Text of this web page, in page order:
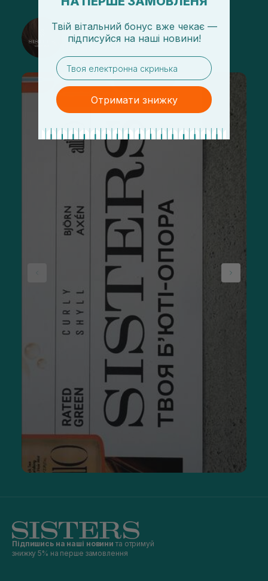
@sisters_stelmakh в Instagram
Підпишись на наші новини та отримуй
знижку 5% на перше замовлення
Твій вітальний бонус вже чекає —
підписуйся на наші новини!
email
Отримати знижку